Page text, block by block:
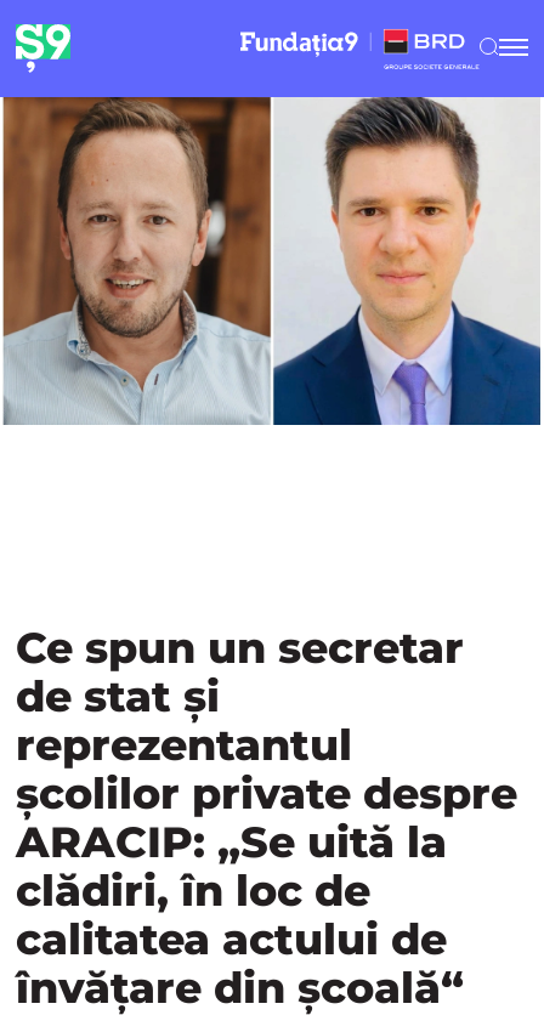
Ce spun un secretar
de stat și
reprezentantul
școlilor private despre
ARACIP: „Se uită la
clădiri, în loc de
calitatea actului de
învățare din școală“